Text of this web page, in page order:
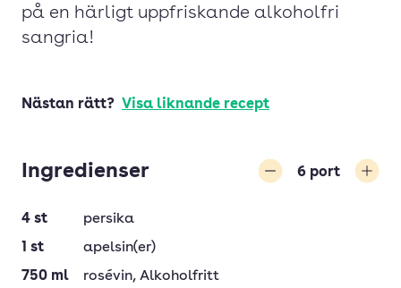
på en härligt uppfriskande alkoholfri
sangria!
Nästan rätt? Visa liknande recept
Ingredienser 6 port
4 st
persika
1 st
apelsin(er)
750 ml rosévin, Alkoholfritt